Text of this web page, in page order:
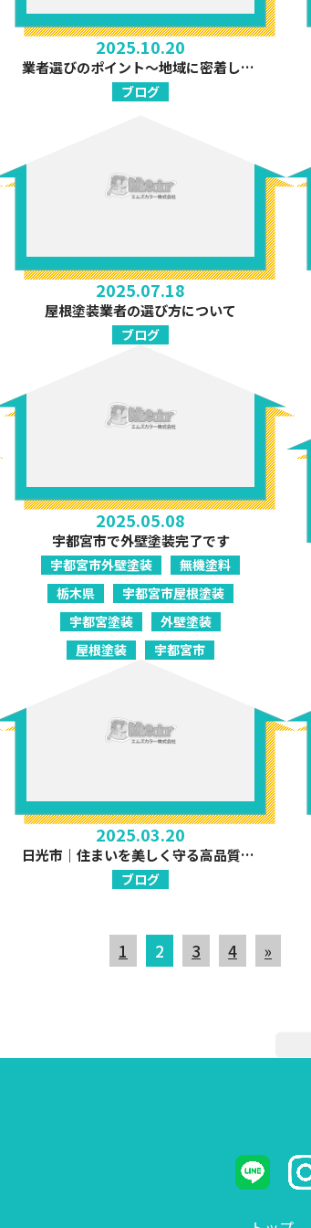
2025.10.20
業者選びのポイント～地域に密着した業者を選ぶメリットとは？～
ブログ
2025.07.18
屋根塗装業者の選び方について
ブログ
2025.05.08
宇都宮市で外壁塗装完了です
宇都宮市外壁塗装
無機塗料
栃木県
宇都宮市屋根塗装
宇都宮塗装
外壁塗装
屋根塗装
宇都宮市
2025.03.20
日光市｜住まいを美しく守る高品質塗装
ブログ
1 2 3 4 »